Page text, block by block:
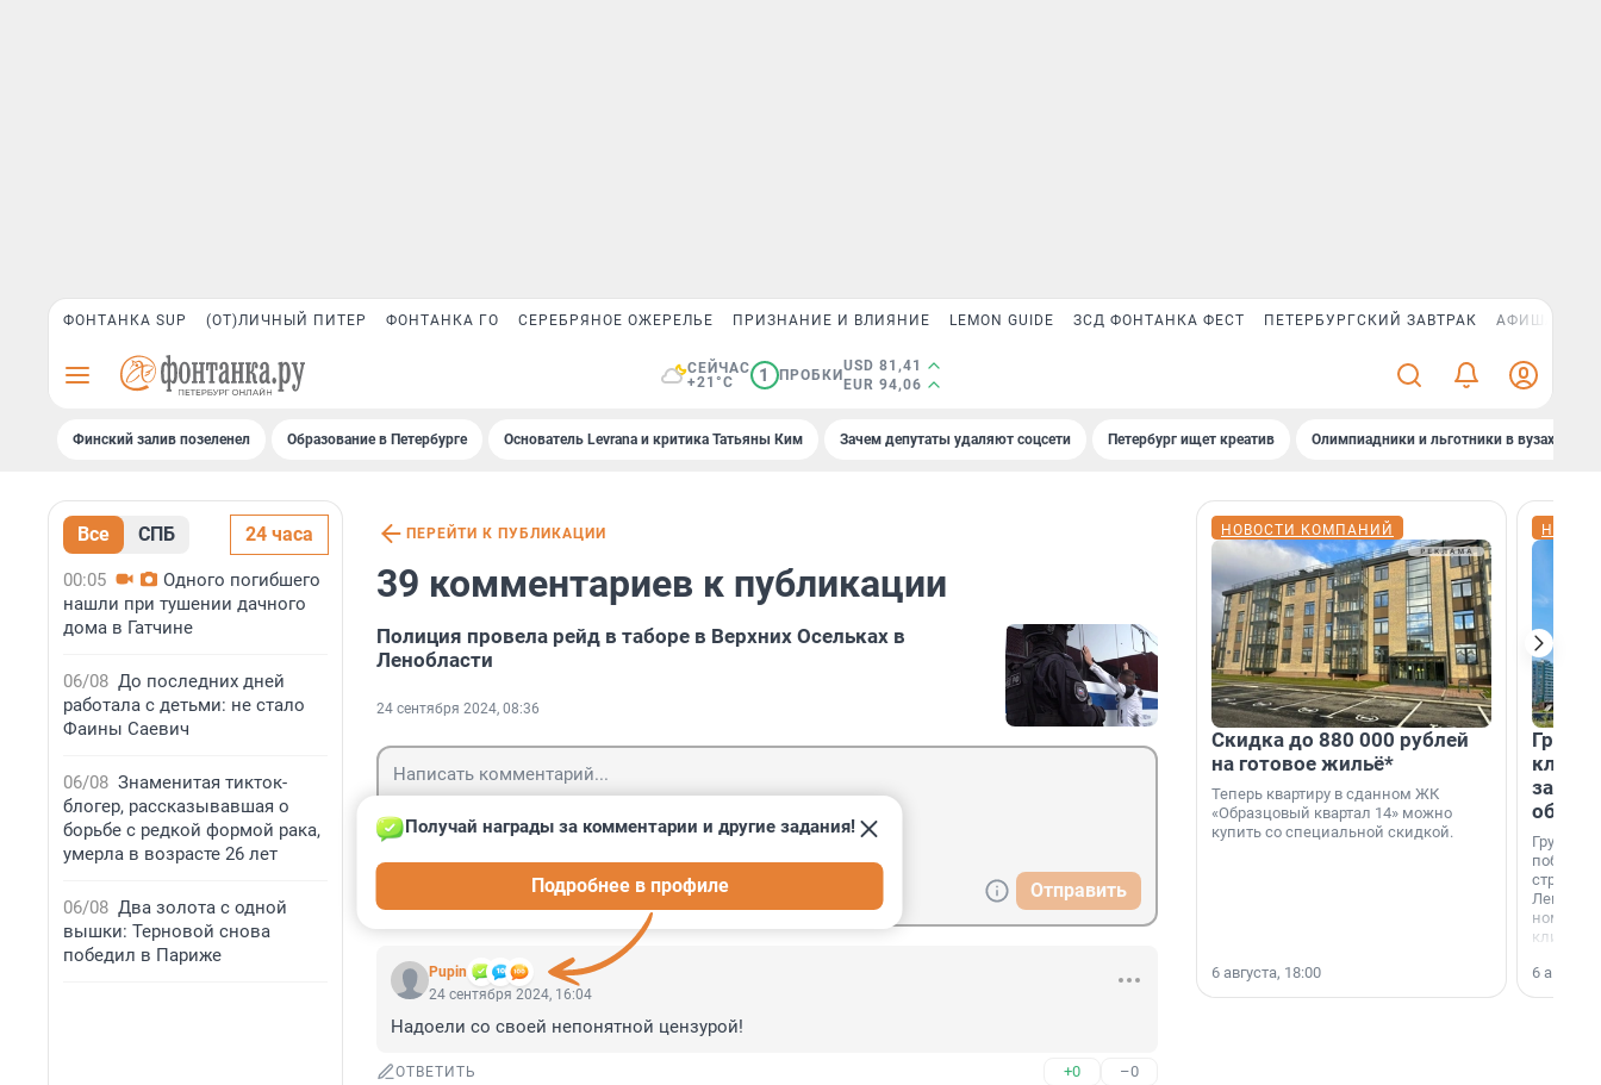
ФОНТАНКА SUP (ОТ)ЛИЧНЫЙ ПИТЕР ФОНТАНКА ГО СЕРЕБРЯНОЕ ОЖЕРЕЛЬЕ ПРИЗНАНИЕ И ВЛИЯНИЕ LEMON GUIDE ЗСД ФОНТАНКА ФЕСТ ПЕТЕРБУРГСКИЙ ЗАВТРАК АФИША PLUS
СЕЙЧАС
+21°C
1 ПРОБКИ
USD 81,41
EUR 94,06
Финский залив позеленел Образование в Петербурге Основатель Levrana и критика Татьяны Ким Зачем депутаты удаляют соцсети Петербург ищет креатив Олимпиадники и льготники в вузах СПб
Все СПБ 24 часа
00:05
Одного погибшего
нашли при тушении дачного
дома в Гатчине
06/08 До последних дней
работала с детьми: не стало
Фаины Саевич
06/08 Знаменитая тикток-
блогер, рассказывавшая о
борьбе с редкой формой рака,
умерла в возрасте 26 лет
06/08 Два золота с одной
вышки: Терновой снова
победил в Париже
ПЕРЕЙТИ К ПУБЛИКАЦИИ
39 комментариев к публикации
Полиция провела рейд в таборе в Верхних Осельках в
Ленобласти
24 сентября 2024, 08:36
Отправить
Pupin
Получай награды за комментарии и другие задания!
Подробнее в профиле
24 сентября 2024, 16:04
Надоели со своей непонятной цензурой!
ОТВЕТИТЬ +0 –0
НОВОСТИ КОМПАНИЙ
Скидка до 880 000 рублей
на готовое жильё*
Теперь квартиру в сданном ЖК
«Образцовый квартал 14» можно
купить со специальной скидкой.
6 августа, 18:00
Группа
области».
6